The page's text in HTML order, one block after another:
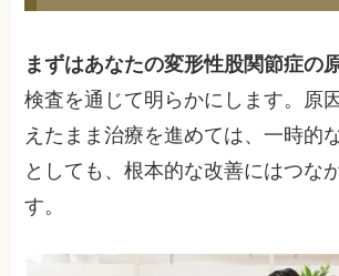
まずはあなたの変形性股関節症の
検査を通じて明らかにします。原
えたまま治療を進めては、一時的
としても、根本的な改善にはつな
す。